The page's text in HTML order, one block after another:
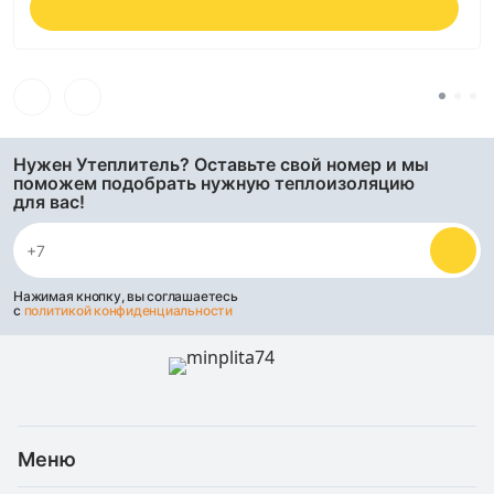
Нужен Утеплитель? Оставьте свой номер и мы
поможем подобрать нужную теплоизоляцию
для вас!
Нажимая кнопку, вы соглашаетесь
с политикой конфиденциальности
Меню